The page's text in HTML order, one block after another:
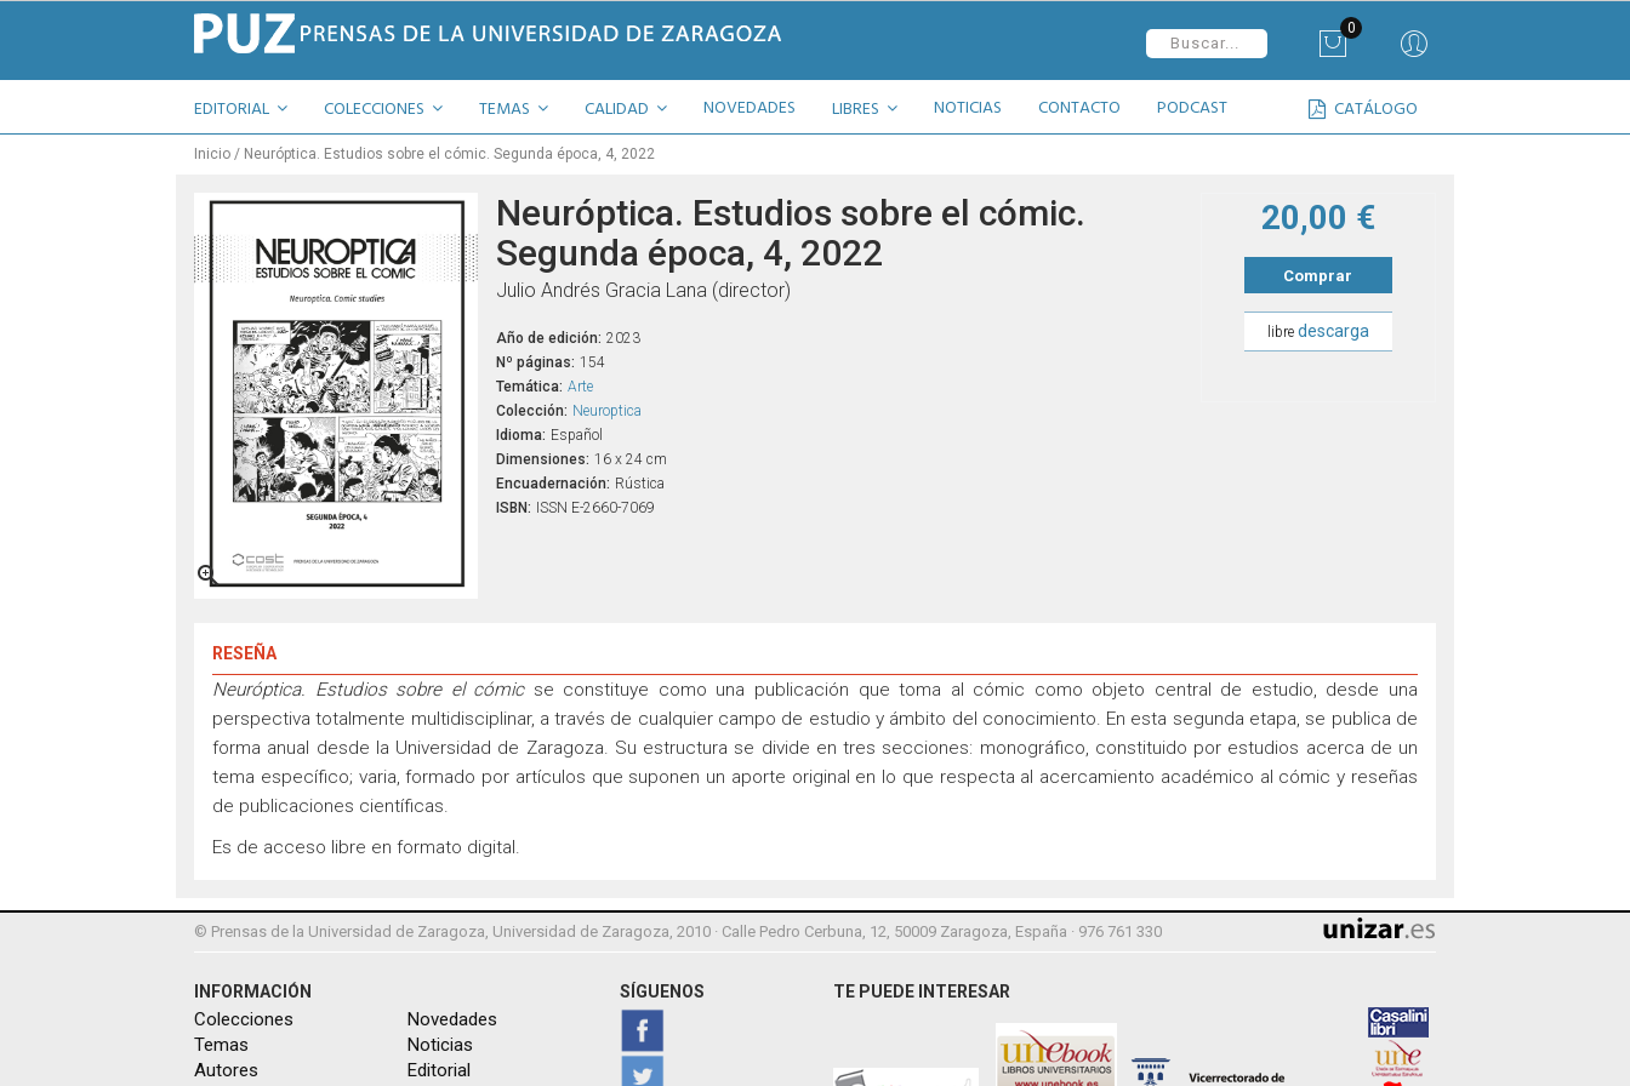
0
EDITORIAL COLECCIONES TEMAS CATÁLOGO
CALIDAD NOVEDADES LIBRES NOTICIAS CONTACTO PODCAST
Inicio Neuróptica. Estudios sobre el cómic. Segunda época, 4, 2022

Neuróptica. Estudios sobre el cómic.
Segunda época, 4, 2022
Julio Andrés Gracia Lana (director)
Año de edición: 2023
Nº páginas: 154
Temática: Arte
Colección: Neuroptica
Idioma: Español
Dimensiones: 16 x 24 cm
Encuadernación: Rústica
ISBN: ISSN E-2660-7069
20,00 €
Comprar
libredescarga
RESEÑA
Neuróptica. Estudios sobre el cómic se constituye como una publicación que toma al cómic como objeto central de estudio, desde una
perspectiva totalmente multidisciplinar, a través de cualquier campo de estudio y ámbito del conocimiento. En esta segunda etapa, se publica de
forma anual desde la Universidad de Zaragoza. Su estructura se divide en tres secciones: monográfico, constituido por estudios acerca de un
tema específico; varia, formado por artículos que suponen un aporte original en lo que respecta al acercamiento académico al cómic y reseñas
de publicaciones científicas.
Es de acceso libre en formato digital.
© Prensas de la Universidad de Zaragoza, Universidad de Zaragoza, 2010 · Calle Pedro Cerbuna, 12, 50009 Zaragoza, España · 976 761 330
INFORMACIÓN
Colecciones
Temas
Autores
Novedades
Noticias
Editorial
SÍGUENOS TE PUEDE INTERESAR